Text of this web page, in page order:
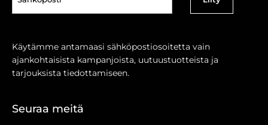
(Pakollinen)
Käytämme antamaasi sähköpostiosoitetta vain
ajankohtaisista kampanjoista, uutuustuotteista ja
tarjouksista tiedottamiseen.
Seuraa meitä